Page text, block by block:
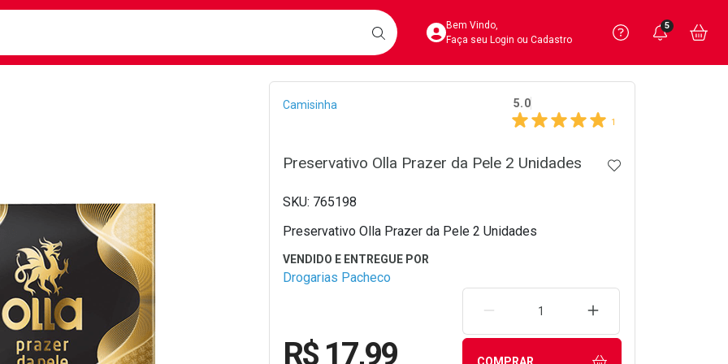
BUSCARAcesse sua Conta
Bem Vindo,
Faça seu Login ou Cadastro
Precisa
Ver Recursos
Você
5
Breadcrumb
Camisinha 5.0
1
Preservativo Olla Prazer da Pele 2 Unidades ADICIONAR AOS
765198
Preservativo Olla Prazer da Pele 2 Unidades
Drogarias Pacheco
R$ 17,99
REMOVER UMA UNIDADEAUMENTAR UMA
COMPRAR